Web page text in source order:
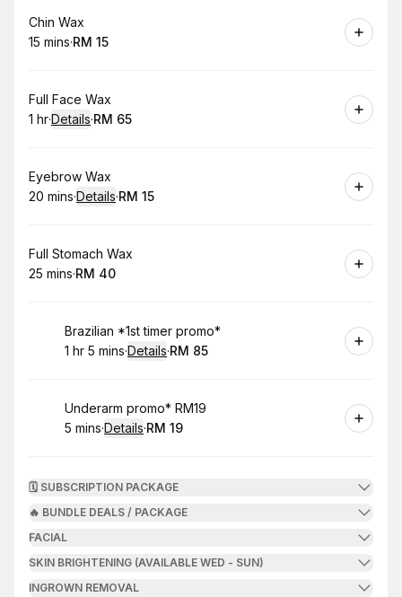
Book
Chin Wax
.Duration
15 mins·
.Price
RM 15
Book
Full Face Wax
. Duration:
1 hr·Details·
.Price
RM 65
Book
Eyebrow Wax
.Duration:
20 mins·Details·
.Price
RM 15
Book
Full Stomach Wax
.Duration
25 mins·
.Price
RM 40
Book
Brazilian *1st timer promo*
. Duration:
1 hr 5 mins·Details·
.Price
RM 85
Book
Underarm promo* RM19
. Duration:
5 mins·Details·
.Price
RM 19
🗓️ SUBSCRIPTION PACKAGE
🔥 BUNDLE DEALS / PACKAGE
FACIAL
SKIN BRIGHTENING (AVAILABLE WED - SUN)
INGROWN REMOVAL